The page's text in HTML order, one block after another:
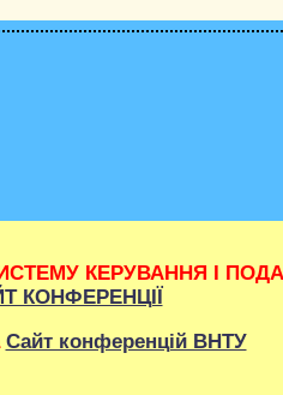
КЕРУВАННЯ І
КОНФЕРЕНЦІЇ
Сайт конференцій ВНТУ